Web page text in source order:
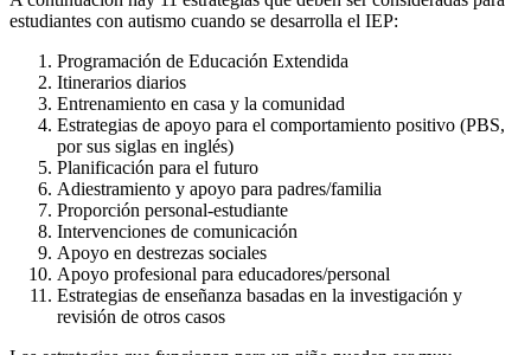
estudiantes con autismo cuando se desarrolla el IEP:
Programación de Educación Extendida
Itinerarios diarios
Entrenamiento en casa y la comunidad
Estrategias de apoyo para el comportamiento positivo (PBS,
por sus siglas en inglés)
Planificación para el futuro
Adiestramiento y apoyo para padres/familia
Proporción personal-estudiante
Intervenciones de comunicación
Apoyo en destrezas sociales
Apoyo profesional para educadores/personal
Estrategias de enseñanza basadas en la investigación y
revisión de otros casos